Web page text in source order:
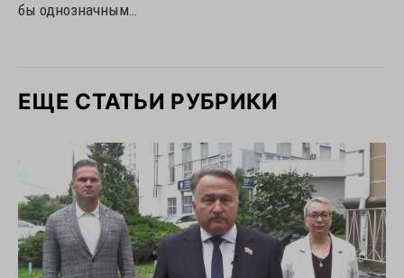
бы однозначным…
ЕЩЕ СТАТЬИ РУБРИКИ